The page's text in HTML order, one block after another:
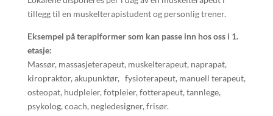
tillegg til en muskelterapistudent og personlig trener.
Eksempel på terapiformer som kan passe inn hos oss i 1.
etasje:
Massør, massasjeterapeut, muskelterapeut, naprapat,
kiropraktor, akupunktør, fysioterapeut, manuell terapeut,
osteopat, hudpleier, fotpleier, fotterapeut, tannlege,
psykolog, coach, negledesigner, frisør.